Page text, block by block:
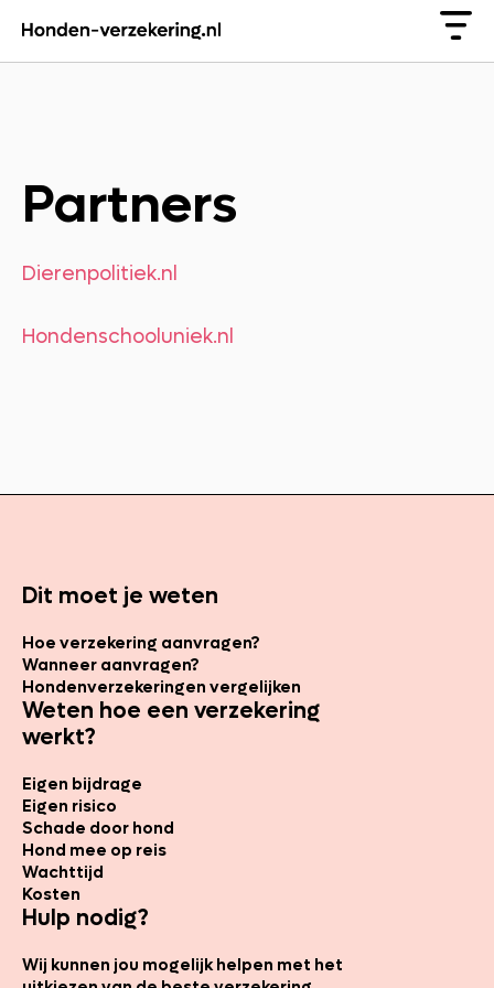
Partners
Dierenpolitiek.nl
Hondenschooluniek.nl
Dit moet je weten
Hoe verzekering aanvragen?
Wanneer aanvragen?
Hondenverzekeringen vergelijken
Weten hoe een verzekering
werkt?
Eigen bijdrage
Eigen risico
Schade door hond
Hond mee op reis
Wachttijd
Kosten
Hulp nodig?
Wij kunnen jou mogelijk helpen met het